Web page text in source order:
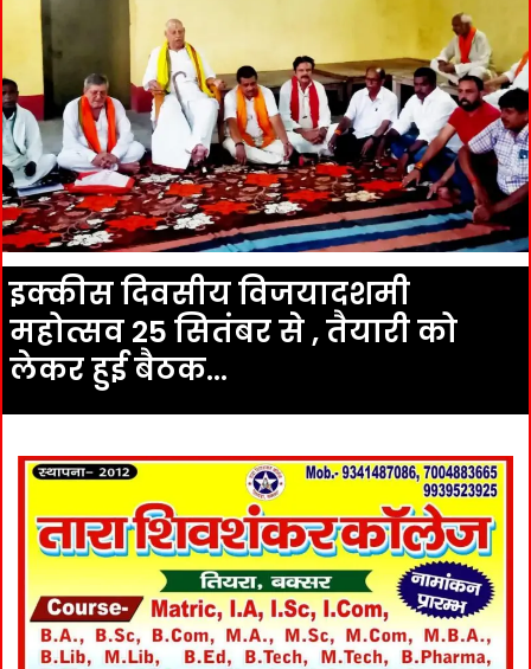
इक्कीस दिवसीय विजयादशमी
महोत्सव 25 सितंबर से , तैयारी को
लेकर हुई बैठक…